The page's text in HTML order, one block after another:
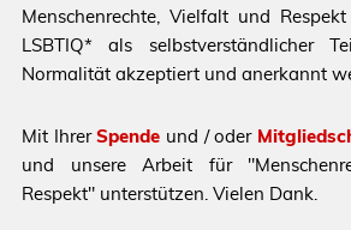
Menschenrechte, Vielfalt und
LSBTIQ* als selbstverständlicher
Normalität akzeptiert und anerkannt
Mit IhrerSpende und / oder
und unsere Arbeit für
Respekt" unterstützen. Vielen Dank.